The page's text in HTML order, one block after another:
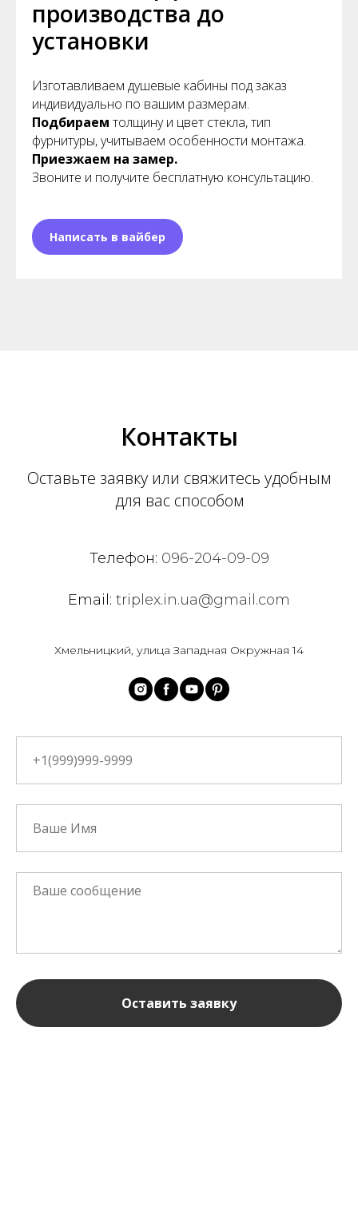
производства до
установки
Изготавливаем душевые кабины под заказ
индивидуально по вашим размерам.
Подбираем толщину и цвет стекла, тип
фурнитуры, учитываем особенности монтажа.
Приезжаем на замер.
Звоните и получите бесплатную консультацию.
Написать в вайбер
Контакты
Оставьте заявку или свяжитесь удобным
для вас способом
Телефон: 096-204-09-09
Email: triplex.in.ua@gmail.com
Хмельницкий, улица Западная Окружная 14
Оставить заявку